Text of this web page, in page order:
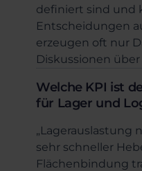
definiert sind und
Entscheidungen
erzeugen oft nur
Diskussionen
Welche KPI ist
für Lager und
„Lagerauslastung
sehr schneller
Flächenbindung